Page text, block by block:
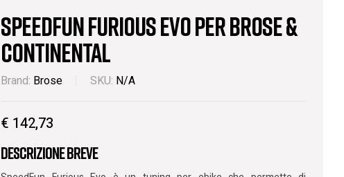
€170,00
€150,00
€208,00
SpeedFun Furious Evo per Brose &
Continental
Brand: Brose SKU: N/A
€ 142,73
Descrizione breve